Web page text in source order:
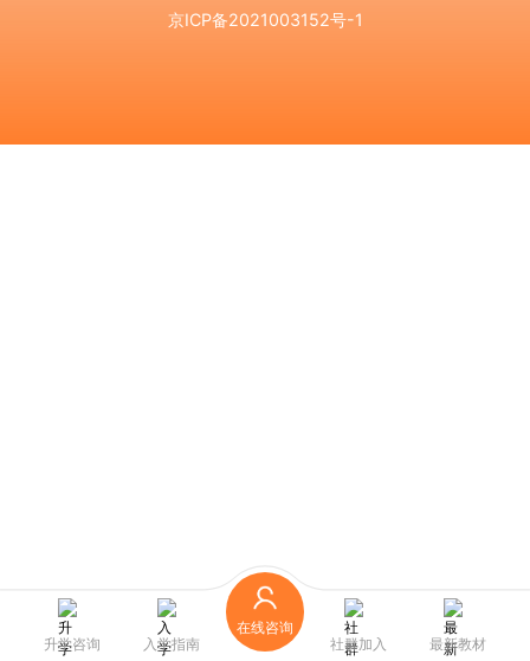
京ICP备2021003152号-1
升学咨询 入学指南
在线咨询
社群加入
最新教材